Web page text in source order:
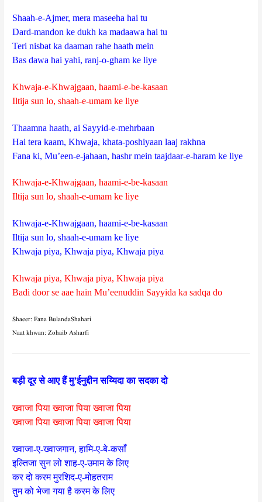
Shaah-e-Ajmer, mera maseeha hai tu
Dard-mandon ke dukh ka madaawa hai tu
Teri nisbat ka daaman rahe haath mein
Bas dawa hai yahi, ranj-o-gham ke liye
Khwaja-e-Khwajgaan, haami-e-be-kasaan
Iltija sun lo, shaah-e-umam ke liye
Thaamna haath, ai Sayyid-e-mehrbaan
Hai tera kaam, Khwaja, khata-poshiyaan laaj rakhna
Fana ki, Mu’een-e-jahaan, hashr mein taajdaar-e-haram ke liye
Khwaja-e-Khwajgaan, haami-e-be-kasaan
Iltija sun lo, shaah-e-umam ke liye
Khwaja-e-Khwajgaan, haami-e-be-kasaan
Iltija sun lo, shaah-e-umam ke liye
Khwaja piya, Khwaja piya, Khwaja piya
Khwaja piya, Khwaja piya, Khwaja piya
Badi door se aae hain Mu’eenuddin Sayyida ka sadqa do
Shaeer: Fana BulandaShahari
Naat khwan: Zohaib Asharfi
बड़ी दूर से आए हैं मु’ईनुद्दीन सय्यिदा का सदका दो
ख्वाजा पिया ख्वाजा पिया ख्वाजा पिया
ख्वाजा पिया ख्वाजा पिया ख्वाजा पिया
ख्वाजा-ए-ख्वाजगान, हामि-ए-बे-कसाँ
इल्तिजा सुन लो शाह-ए-उमाम के लिए
कर दो करम मुरशिद-ए-मोहतराम
तुम को भेजा गया है करम के लिए